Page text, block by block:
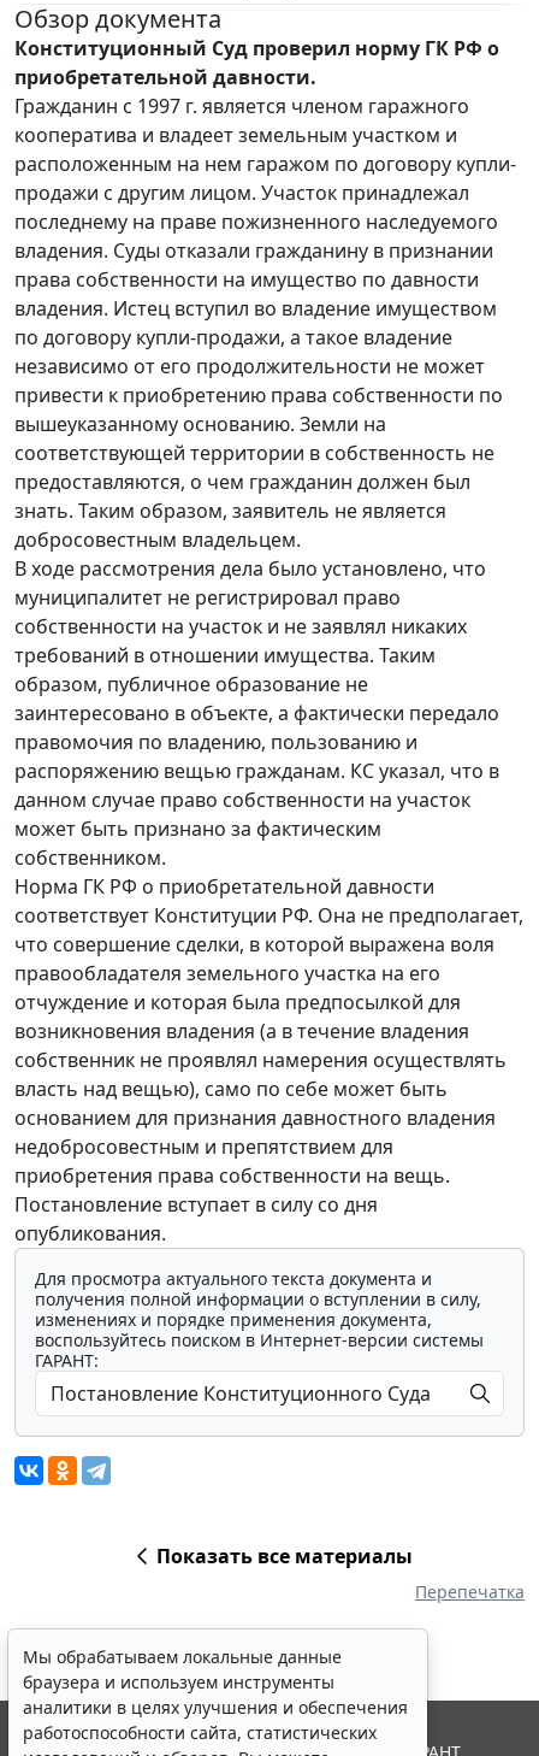
Обзор документа
Конституционный Суд проверил норму ГК РФ о
приобретательной давности.
Гражданин с 1997 г. является членом гаражного
кооператива и владеет земельным участком и
расположенным на нем гаражом по договору купли-
продажи с другим лицом. Участок принадлежал
последнему на праве пожизненного наследуемого
владения. Суды отказали гражданину в признании
права собственности на имущество по давности
владения. Истец вступил во владение имуществом
по договору купли-продажи, а такое владение
независимо от его продолжительности не может
привести к приобретению права собственности по
вышеуказанному основанию. Земли на
соответствующей территории в собственность не
предоставляются, о чем гражданин должен был
знать. Таким образом, заявитель не является
добросовестным владельцем.
В ходе рассмотрения дела было установлено, что
муниципалитет не регистрировал право
собственности на участок и не заявлял никаких
требований в отношении имущества. Таким
образом, публичное образование не
заинтересовано в объекте, а фактически передало
правомочия по владению, пользованию и
распоряжению вещью гражданам. КС указал, что в
данном случае право собственности на участок
может быть признано за фактическим
собственником.
Норма ГК РФ о приобретательной давности
соответствует Конституции РФ. Она не предполагает,
что совершение сделки, в которой выражена воля
правообладателя земельного участка на его
отчуждение и которая была предпосылкой для
возникновения владения (а в течение владения
собственник не проявлял намерения осуществлять
власть над вещью), само по себе может быть
основанием для признания давностного владения
недобросовестным и препятствием для
приобретения права собственности на вещь.
Постановление вступает в силу со дня
опубликования.
Для просмотра актуального текста документа и
получения полной информации о вступлении в силу,
изменениях и порядке применения документа,
воспользуйтесь поиском в Интернет-версии системы
ГАРАНТ:
Показать все материалы
Перепечатка
Мы обрабатываем локальные данные
браузера и используем инструменты
аналитики в целях улучшения и обеспечения
работоспособности сайта, статистических
© ООО "НПП "ГАРАНТ-СЕРВИС", 2026. Система ГАРАНТ